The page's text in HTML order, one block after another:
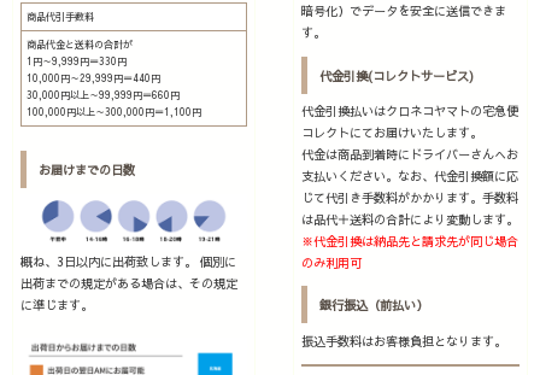
商品代引手数料
商品代金と送料の合計が
1円～9,999円＝330円
10,000円～29,999円＝440円
30,000円以上～99,999円＝660円
100,000円以上～300,000円＝1,100円
お届けまでの日数
概ね、3日以内に出荷致します。 個別に
出荷までの規定がある場合は、その規定
に準じます。
暗号化）でデータを安全に送信できま
す。
代金引換(コレクトサービス)
代金引換払いはクロネコヤマトの宅急便
コレクトにてお届けいたします。
代金は商品到着時にドライバーさんへお
支払いください。なお、代金引換額に応
じて代引き手数料がかかります。手数料
は品代＋送料の合計により変動します。
※代金引換は納品先と請求先が同じ場合
のみ利用可
銀行振込（前払い）
振込手数料はお客様負担となります。